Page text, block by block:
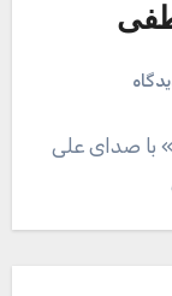
با صدای علی